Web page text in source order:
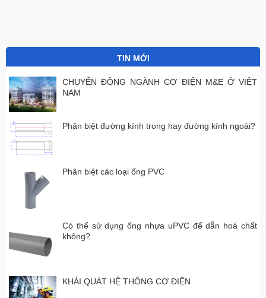
TIN MỚI
CHUYỂN ĐỘNG NGÀNH CƠ ĐIỆN M&E Ở VIỆT
NAM
Phân biệt đường kính trong hay đường kính ngoài?
Phân biệt các loại ống PVC
Có thể sử dụng ống nhựa uPVC để dẫn hoá chất
không?
KHÁI QUÁT HỆ THỐNG CƠ ĐIỆN